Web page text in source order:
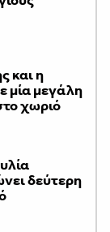
και η
μία μεγάλη
χωριό
δεύτερη